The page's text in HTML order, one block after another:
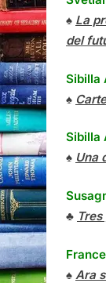
♠ La
del
Sibilla
♠
Sibilla
♠ Una
♣
♠ Ara